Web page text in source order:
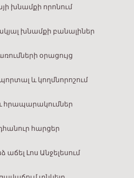
խնամքի որոնում
խնամքի բանալիներ
օրացույց
և կողմնորոշում
հրապարակումներ
հարցեր
աճել Լոս Անջելեսում